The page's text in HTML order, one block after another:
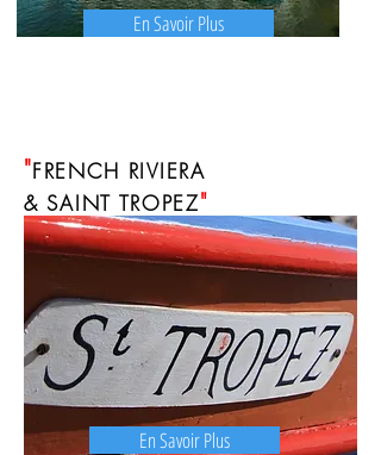
En Savoir Plus
"FRENCH RIVIERA
&SAINT TROPEZ"
En Savoir Plus